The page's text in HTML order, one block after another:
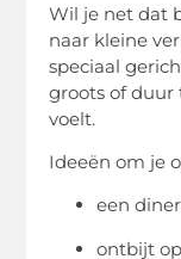
Wil je net dat
naar kleine
speciaal
groots of duur
voelt.
Ideeën om je
een
ontbijt